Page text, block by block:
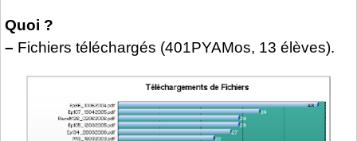
Quoi ?
– Fichiers téléchargés (401PYAMos, 13 élèves).